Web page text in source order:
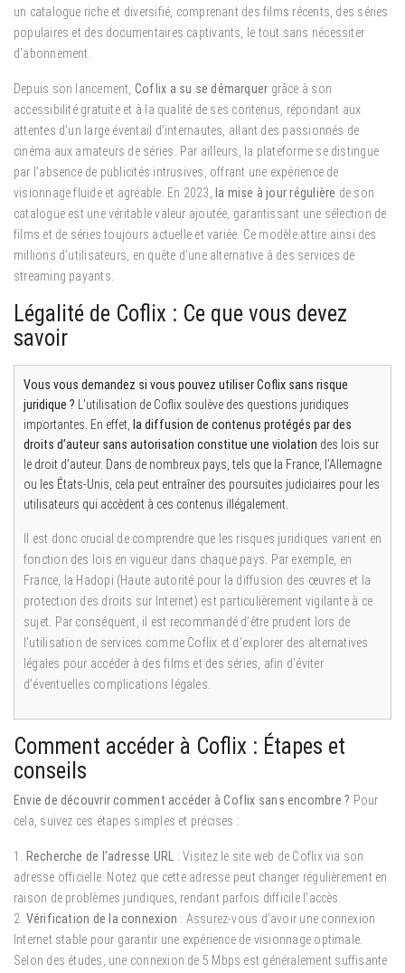
un catalogue riche et diversifié, comprenant des films récents, des séries
populaires et des documentaires captivants, le tout sans nécessiter
d’abonnement.
Depuis son lancement, Coflix a su se démarquer grâce à son
accessibilité gratuite et à la qualité de ses contenus, répondant aux
attentes d’un large éventail d’internautes, allant des passionnés de
cinéma aux amateurs de séries. Par ailleurs, la plateforme se distingue
par l’absence de publicités intrusives, offrant une expérience de
visionnage fluide et agréable. En 2023,
la mise à jour régulière de son
catalogue est une véritable valeur ajoutée, garantissant une sélection de
films et de séries toujours actuelle et variée. Ce modèle attire ainsi des
millions d’utilisateurs, en quête d’une alternative à des services de
streaming payants.
Légalité de Coflix : Ce que vous devez
savoir
Vous vous demandez si vous pouvez utiliser Coflix sans risque
juridique ? L’utilisation de Coflix soulève des questions juridiques
importantes. En effet, la diffusion de contenus protégés par des
droits d’auteur sans autorisation constitue une violation des lois sur
le droit d’auteur. Dans de nombreux pays, tels que la France, l’Allemagne
ou les États-Unis, cela peut entraîner des poursuites judiciaires pour les
utilisateurs qui accèdent à ces contenus illégalement.
Il est donc crucial de comprendre que les risques juridiques varient en
fonction des lois en vigueur dans chaque pays. Par exemple, en
France, la Hadopi (Haute autorité pour la diffusion des œuvres et la
protection des droits sur Internet) est particulièrement vigilante à ce
sujet. Par conséquent, il est recommandé d’être prudent lors de
l’utilisation de services comme Coflix et d’explorer des alternatives
légales pour accéder à des films et des séries, afin d’éviter
d’éventuelles complications légales.
Comment accéder à Coflix : Étapes et
conseils
Envie de découvrir comment accéder à Coflix sans encombre ? Pour
cela, suivez ces étapes simples et précises :
1. Recherche de l’adresse URL
: Visitez le site web de Coflix via son
adresse officielle. Notez que cette adresse peut changer régulièrement en
raison de problèmes juridiques, rendant parfois difficile l’accès.
2. Vérification de la connexion : Assurez-vous d’avoir une connexion
Internet stable pour garantir une expérience de visionnage optimale.
Selon des études, une connexion de 5 Mbps est généralement suffisante